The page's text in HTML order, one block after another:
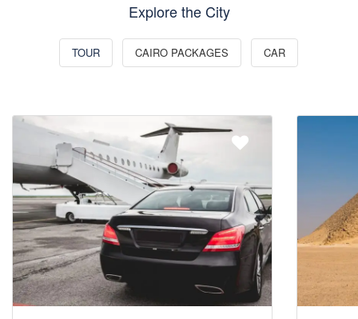
Explore the City
TOUR CAIRO PACKAGES CAR